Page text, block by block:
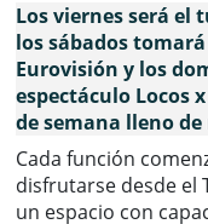
Los viernes será el
los sábados
Eurovisión y los
espectáculo Locos
de semana lleno
Cada función
disfrutarse desde el
un espacio con